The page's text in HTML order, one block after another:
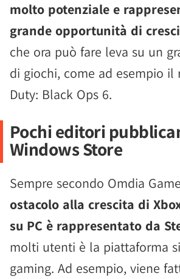
molto potenziale e
grande opportunità di
che ora può fare leva su un
di giochi, come ad esempio il
Duty: Black Ops 6.
Pochi editori
Windows Store
Sempre secondo Omdia
ostacolo alla crescita di
su PC è rappresentato da
molti utenti è la piattaforma
gaming. Ad esempio, viene